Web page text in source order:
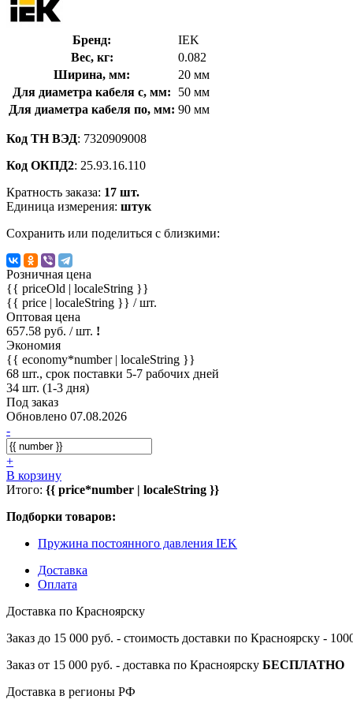
Бренд:
IEK
Вес, кг:
0.082
Ширина, мм:
20 мм
Для диаметра кабеля с, мм:
50 мм
Для диаметра кабеля по, мм: 90 мм
Код ТН ВЭД: 7320909008
Код ОКПД2: 25.93.16.110
Кратность заказа: 17 шт.
Единица измерения: штук
Сохранить или поделиться с близкими:
Розничная цена
{{ priceOld | localeString }}
{{ price | localeString }} / шт.
Оптовая цена
657.58 руб. / шт. !
Экономия
{{ economy*number | localeString }}
68 шт., срок поставки 5-7 рабочих дней
34 шт. (1-3 дня)
Под заказ
Обновлено 07.08.2026
-
+
В корзину
Итого: {{ price*number | localeString }}
Подборки товаров:
Пружина постоянного давления IEK
Доставка
Оплата
Доставка по Красноярску
Заказ до 15 000 руб. - стоимость доставки по Красноярску -
Заказ от 15 000 руб. - доставка по Красноярску БЕСПЛАТНО
Доставка в регионы РФ